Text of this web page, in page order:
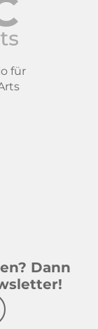
für
Dann